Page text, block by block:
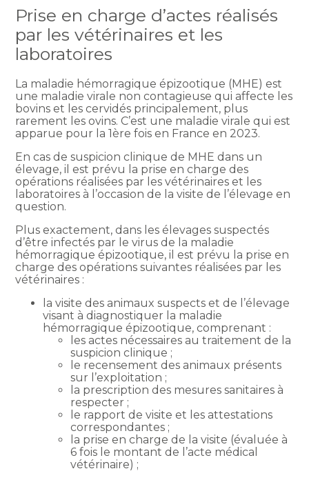
Prise en charge d’actes réalisés
par les vétérinaires et les
laboratoires
La maladie hémorragique épizootique (MHE) est
une maladie virale non contagieuse qui affecte les
bovins et les cervidés principalement, plus
rarement les ovins. C’est une maladie virale qui est
apparue pour la 1ère fois en France en 2023.
En cas de suspicion clinique de MHE dans un
élevage, il est prévu la prise en charge des
opérations réalisées par les vétérinaires et les
laboratoires à l’occasion de la visite de l’élevage en
question.
Plus exactement, dans les élevages suspectés
d’être infectés par le virus de la maladie
hémorragique épizootique, il est prévu la prise en
charge des opérations suivantes réalisées par les
vétérinaires :
la visite des animaux suspects et de l’élevage
visant à diagnostiquer la maladie
hémorragique épizootique, comprenant :
les actes nécessaires au traitement de la
suspicion clinique ;
le recensement des animaux présents
sur l’exploitation ;
la prescription des mesures sanitaires à
respecter ;
le rapport de visite et les attestations
correspondantes ;
la prise en charge de la visite (évaluée à
6 fois le montant de l’acte médical
vétérinaire) ;